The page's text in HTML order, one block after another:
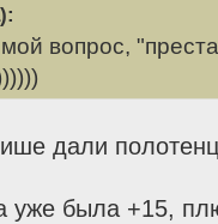
вопрос,
дали
уже была +15,